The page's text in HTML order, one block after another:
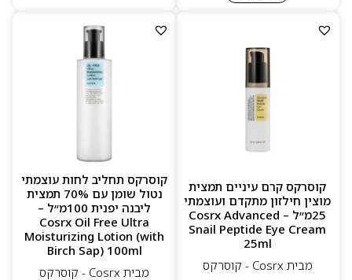
קוסרקס קרם עיניים תמצית
מוצין חילזון מתקדם ועוצמתי
25מ״ל – Cosrx Advanced
Snail Peptide Eye Cream
25ml
מבית Cosrx - קוסרקס
קוסרקס תחליב לחות עוצמתי
נטול שומן עם 70% תמצית
ליבנה יפנית 100מ״ל –
Cosrx Oil Free Ultra
Moisturizing Lotion (with
Birch Sap) 100ml
מבית Cosrx - קוסרקס